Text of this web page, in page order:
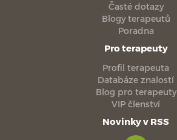
Časté dotazy
Blogy terapeutů
Poradna
Pro terapeuty
Profil terapeuta
Databáze znalostí
Blog pro terapeuty
VIP členství
Novinky v RSS